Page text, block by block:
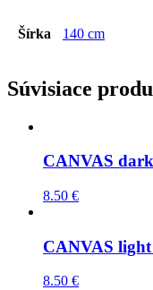
Šírka 140 cm
Súvisiace
CANVAS
8.50 €
CANVAS
8.50 €